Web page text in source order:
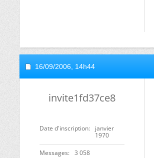
16/09/2006, 14h44
invite1fd37ce8
Date d'inscription
janvier
1970
Messages 3 058